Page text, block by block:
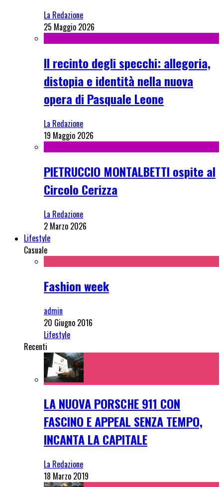
La Redazione
25 Maggio 2026
Il recinto degli specchi: allegoria,
distopia e identità nella nuova
opera di Pasquale Leone
La Redazione
19 Maggio 2026
PIETRUCCIO MONTALBETTI ospite al
Circolo Cerizza
La Redazione
2 Marzo 2026
Lifestyle
Casuale
Fashion week
admin
20 Giugno 2016
Lifestyle
Recenti
LA NUOVA PORSCHE 911 CON
FASCINO E APPEAL SENZA TEMPO,
INCANTA LA CAPITALE
La Redazione
18 Marzo 2019